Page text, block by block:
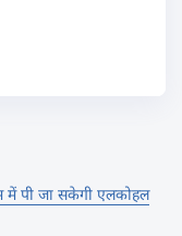
में पी जा सकेगी एलकोहल